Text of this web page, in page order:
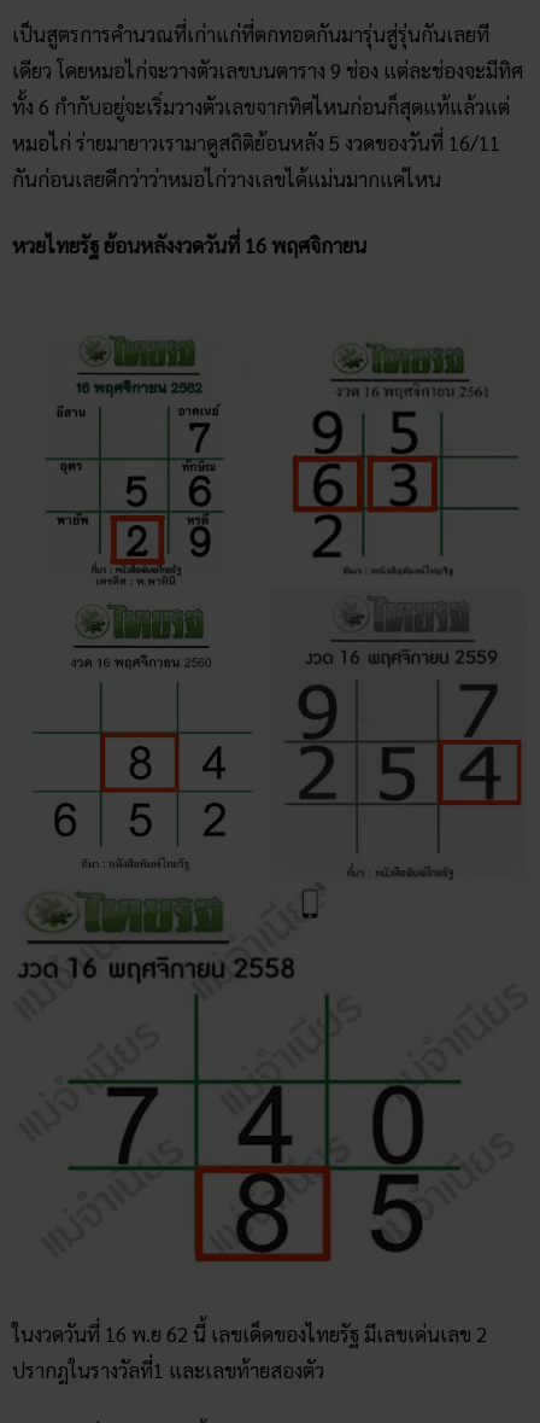
เป็นสูตรการคำนวณที่เก่าแก่ที่ตกทอดกันมารุ่นสู่รุ่นกันเลยที
เดียว โดยหมอไก่จะวางตัวเลขบนตาราง 9 ช่อง แต่ละช่องจะมีทิศ
ทั้ง 6 กำกับอยู่จะเริ่มวางตัวเลขจากทิศไหนก่อนก็สุดแท้แล้วแต่
หมอไก่ ร่ายมายาวเรามาดูสถิติย้อนหลัง 5 งวดของวันที่ 16/11
กันก่อนเลยดีกว่าว่าหมอไก่วางเลขได้แม่นมากแค่ไหน
หวยไทยรัฐ ย้อนหลังงวดวันที่ 16 พฤศจิกายน
ในงวดวันที่ 16 พ.ย 62 นี้ เลขเด็ดของไทยรัฐ มีเลขเด่นเลข 2
ปรากฎในรางวัลที่1 และเลขท้ายสองตัว